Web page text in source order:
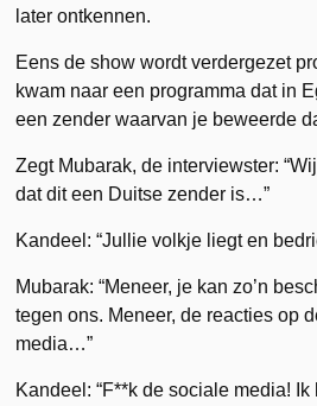
later ontkennen.
Eens de show wordt verdergezet
kwam naar een programma dat in
een zender waarvan je beweerde
Zegt Mubarak, de interviewster:
dat dit een Duitse zender is…”
Kandeel: “Jullie volkje liegt en
Mubarak: “Meneer, je kan zo’n
tegen ons. Meneer, de reacties op
media…”
Kandeel: “F**k de sociale media!